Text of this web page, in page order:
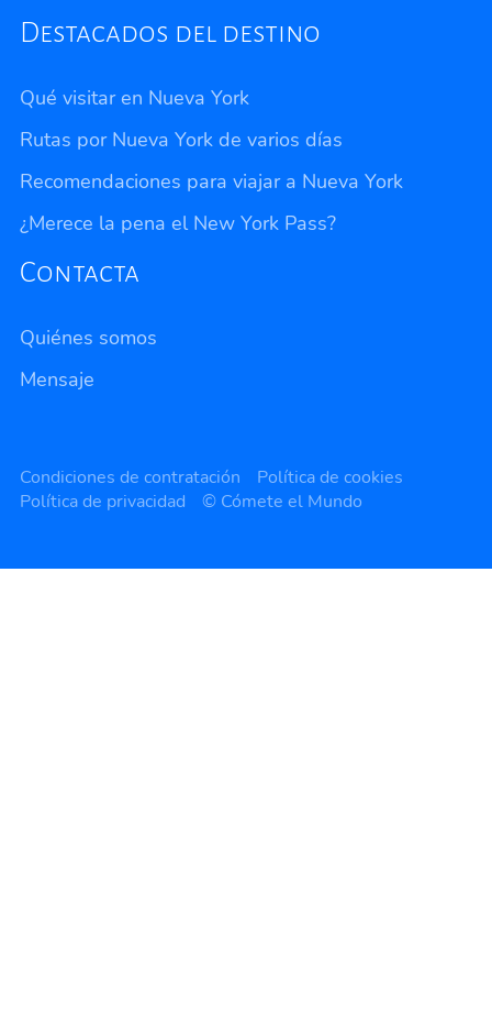
Destacados del destino
Qué visitar en Nueva York
Rutas por Nueva York de varios días
Recomendaciones para viajar a Nueva York
¿Merece la pena el New York Pass?
Contacta
Quiénes somos
Mensaje
Privacidad
Condiciones de contratación
Política de cookies
Política de privacidad
© Cómete el Mundo